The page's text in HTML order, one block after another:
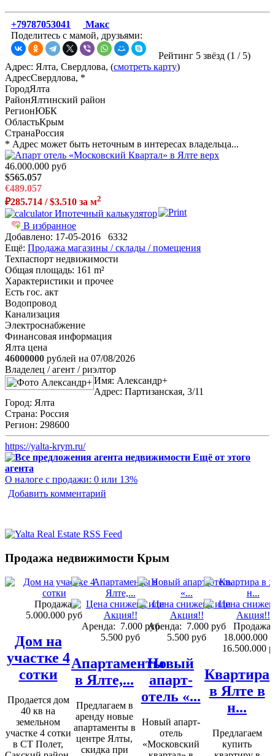
+79787053041
Макс
Поделитесь с мамой, друзьями:
Рейтинг 5 звёзд (1 / 5)
Адрес: Ялта, Свердлова, (смотреть карту)
АдресСвердлова, *
ГородЯлта
РайонЯлтинский район
РегионЮБК
ОбластьКрым
СтранаРоссия
* Адрес может быть неточным в интересах владельца...
46.000.000 руб
$565.057
€489.057
₽285.714 / $3.510 за м2
Ипотечный калькулятор
В избранное
Добавлено: 17-05-2016 6332
Ещё: Продажа магазины / склады / помещения
Техпаспорт недвижимости
Общая площадь: 161 m²
Характеристики и прочее
Есть гос. акт
Водопровод
Канализация
Электроснабжение
Финансовая информация
Ялта цена
46000000 рублей на 07/08/2026
Владелец / агент / риэлтор
Имя: Александр+
Адрес: Партизанская, 3/11
Город: Ялта
Страна: Россия
Регион: 298600
https://yalta-krym.ru/
Ещё от этого
агента
О налоге с продажи: 0 или 13%
Добавить комментарий
Продажа недвижимости Крым
Продажа:
5.000.000 руб
Дом на
участке 4
сотки
Продается дом
40 кв на
земельном
участке 4 сотки
в СТ Полет,
Аренда: 7.000 руб
5.500 руб
Апартаменты
в Ялте,...
Предлагаем в
аренду новые
апартаменты в
центре Ялты,
скидка при
Аренда: 7.000 руб
5.500 руб
Новый
апарт-
отель «...
Новый апарт-
отель
«Московский
Продажа:
18.000.000
16.500.000
Квартира
в Ялте в
н...
Предлагаем
купить